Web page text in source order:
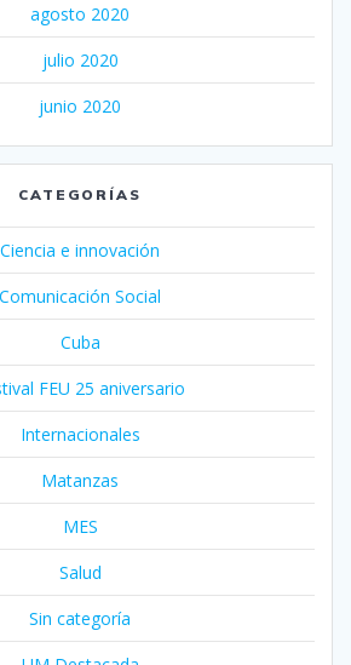
agosto 2020
julio 2020
junio 2020
CATEGORÍAS
Ciencia e innovación
Comunicación Social
Cuba
FEU 25 aniversario
Internacionales
Matanzas
MES
Salud
Sin categoría